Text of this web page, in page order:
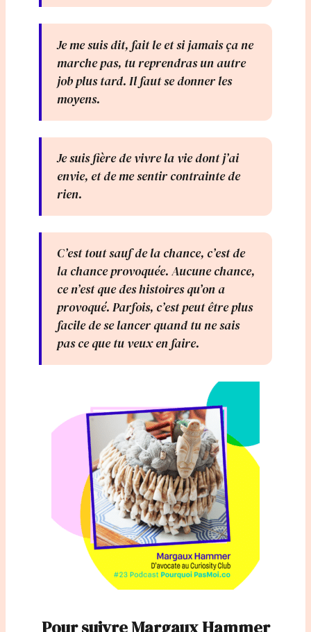
Je me suis dit, fait le et si jamais ça ne
marche pas, tu reprendras un autre
job plus tard. Il faut se donner les
moyens.
Je suis fière de vivre la vie dont j’ai
envie, et de me sentir contrainte de
rien.
C’est tout sauf de la chance, c’est de
la chance provoquée. Aucune chance,
ce n’est que des histoires qu’on a
provoqué. Parfois, c’est peut être plus
facile de se lancer quand tu ne sais
pas ce que tu veux en faire.